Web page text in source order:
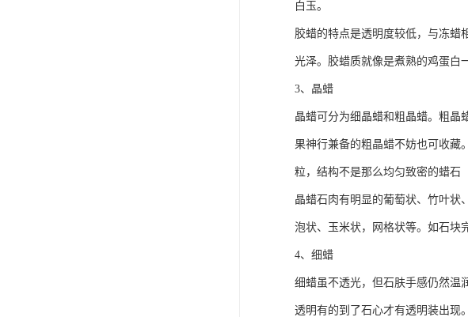
白玉。
胶蜡的特点是透明度较低，与冻蜡
光泽。胶蜡质就像是煮熟的鸡蛋白
3、晶蜡
晶蜡可分为细晶蜡和粗晶蜡。粗晶
果神行兼备的粗晶蜡不妨也可收藏
粒，结构不是那么均匀致密的蜡石
晶蜡石肉有明显的葡萄状、竹叶状
泡状、玉米状，网格状等。如石块
4、细蜡
细蜡虽不透光，但石肤手感仍然温
透明有的到了石心才有透明装出现。